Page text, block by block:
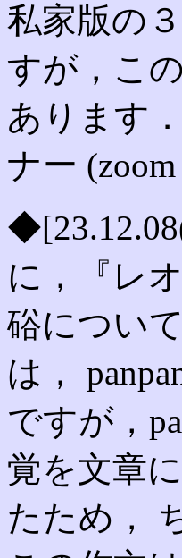
私家版の
すが，こ
あります
ナー
に，『レ
硲につい
は，
ですが，
覚を文章
たため，